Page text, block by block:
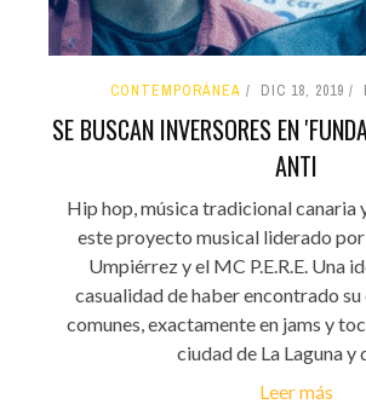
CONTEMPORÁNEA DIC 18, 2019
SE BUSCAN INVERSORES EN
ANTI
Hip hop, música tradicional canaria
este proyecto musical liderado
Umpiérrez y el MC P.E.R.E. Una
casualidad de haber encontrado su
comunes, exactamente en jams y
ciudad de La Laguna y
Leer más